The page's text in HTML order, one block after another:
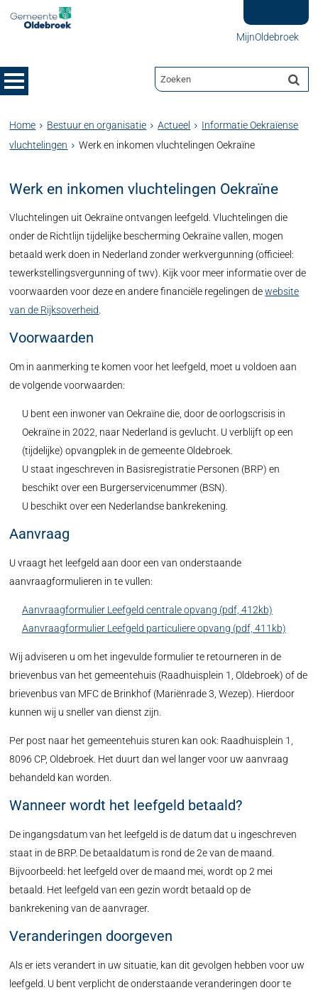
MijnOldebroek
Home Bestuur en organisatie Actueel
Informatie Oekraïense
vluchtelingen
Werk en inkomen vluchtelingen Oekraïne
Werk en inkomen vluchtelingen Oekraïne
Vluchtelingen uit Oekraïne ontvangen leefgeld. Vluchtelingen die
onder de Richtlijn tijdelijke bescherming Oekraïne vallen, mogen
betaald werk doen in Nederland zonder werkvergunning (officieel:
tewerkstellingsvergunning of twv). Kijk voor meer informatie over de
voorwaarden voor deze en andere financiële regelingen dewebsite
van de Rijksoverheid
Voorwaarden
Om in aanmerking te komen voor het leefgeld, moet u voldoen aan
de volgende voorwaarden:
U bent een inwoner van Oekraïne die, door de oorlogscrisis in
Oekraïne in 2022, naar Nederland is gevlucht. U verblijft op een
(tijdelijke) opvangplek in de gemeente Oldebroek.
U staat ingeschreven in Basisregistratie Personen (BRP) en
beschikt over een Burgerservicenummer (BSN).
U beschikt over een Nederlandse bankrekening.
Aanvraag
U vraagt het leefgeld aan door een van onderstaande
aanvraagformulieren in te vullen:
Aanvraagformulier Leefgeld centrale opvang (pdf, 412kb)
Aanvraagformulier Leefgeld particuliere opvang (pdf, 411kb)
Wij adviseren u om het ingevulde formulier te retourneren in de
brievenbus van het gemeentehuis (Raadhuisplein 1, Oldebroek) of de
brievenbus van MFC de Brinkhof (Mariënrade 3, Wezep). Hierdoor
kunnen wij u sneller van dienst zijn.
Per post naar het gemeentehuis sturen kan ook: Raadhuisplein 1,
8096 CP, Oldebroek. Het duurt dan wel langer voor uw aanvraag
behandeld kan worden.
Wanneer wordt het leefgeld betaald?
De ingangsdatum van het leefgeld is de datum dat u ingeschreven
staat in de BRP. De betaaldatum is rond de 2e van de maand.
Bijvoorbeeld: het leefgeld over de maand mei, wordt op 2 mei
betaald. Het leefgeld van een gezin wordt betaald op de
bankrekening van de aanvrager.
Veranderingen doorgeven
Als er iets verandert in uw situatie, kan dit gevolgen hebben voor uw
leefgeld. U bent verplicht de onderstaande veranderingen door te